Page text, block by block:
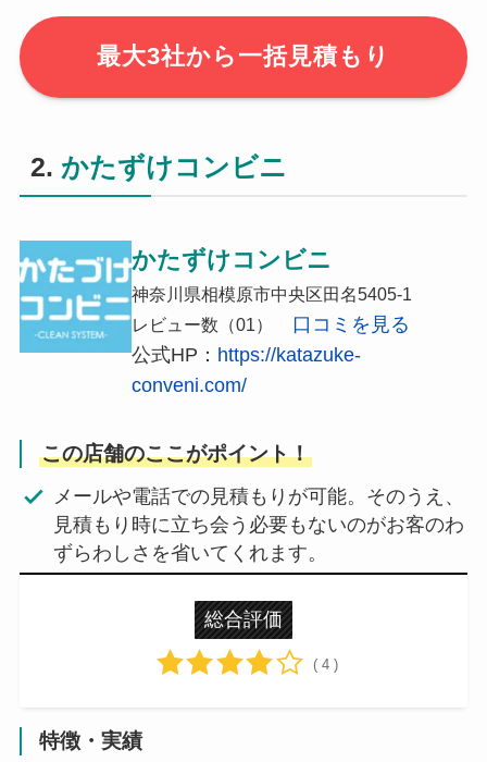
最大3社から一括見積もり
2. かたずけコンビニ
かたずけコンビニ
神奈川県相模原市中央区田名5405-1
レビュー数（01）
口コミを見る
公式HP： https://katazuke-
conveni.com/
この店舗のここがポイント！
メールや電話での見積もりが可能。そのうえ、
見積もり時に立ち会う必要もないのがお客のわ
ずらわしさを省いてくれます。
総合評価
( 4 )
特徴・実績